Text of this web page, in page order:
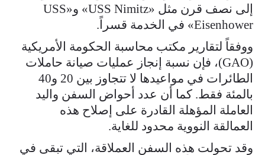
إلى نصف قرن مثل «USS Nimitz» و«USS
Eisenhower» في الخدمة قسراً.
ووفقاً لتقارير مكتب محاسبة الحكومة الأمريكية
(GAO)، فإن نسبة إنجاز عمليات صيانة حاملات
الطائرات في مواعيدها لا تتجاوز بين 20 و40
بالمئة فقط. كما أن عدد أحواض السفن واليد
العاملة المؤهلة القادرة على إصلاح هذه
العمالقة النووية محدود للغاية.
وقد تحولت هذه السفن العملاقة، التي تبقى في